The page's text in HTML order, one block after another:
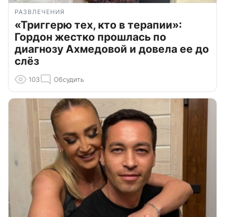
РАЗВЛЕЧЕНИЯ
«Триггерю тех, кто в терапии»:
Гордон жестко прошлась по
диагнозу Ахмедовой и довела ее до
слёз
103 Обсудить